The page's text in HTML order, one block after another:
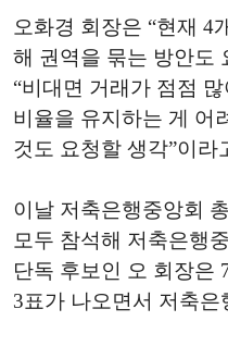
오화경 회장은 “현재 4
해 권역을 묶는 방안도
“비대면 거래가 점점
비율을 유지하는 게 어
것도 요청할 생각”이라
이날 저축은행중앙회
모두 참석해 저축은행
단독 후보인 오 회장은
3표가 나오면서 저축